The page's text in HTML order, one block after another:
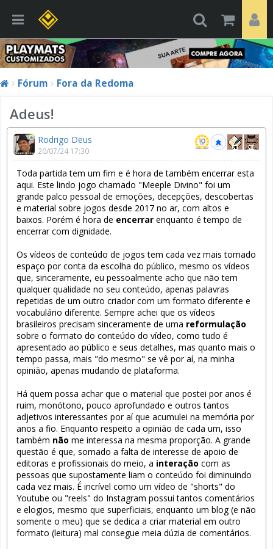
Fórum Fora da Redoma
Adeus!
Rodrigo Deus
20/07/24 17:30
Toda partida tem um fim e é hora de também encerrar esta
aqui. Este lindo jogo chamado "Meeple Divino" foi um
grande palco pessoal de emoções, decepções, descobertas
e material sobre jogos desde 2017 no ar, com altos e
baixos. Porém é hora de encerrar enquanto é tempo de
encerrar com dignidade.
Os vídeos de conteúdo de jogos tem cada vez mais tomado
espaço por conta da escolha do público, mesmo os vídeos
que, sinceramente, eu pessoalmente acho que não tem
qualquer qualidade no seu conteúdo, apenas palavras
repetidas de um outro criador com um formato diferente e
vocabulário diferente. Sempre achei que os vídeos
brasileiros precisam sinceramente de uma reformulação
sobre o formato do conteúdo do vídeo, como tudo é
apresentado ao público e seus detalhes, mas quanto mais o
tempo passa, mais "do mesmo" se vê por aí, na minha
opinião, apenas mudando de plataforma.
Há quem possa achar que o material que postei por anos é
ruim, monótono, pouco aprofundado e outros tantos
adjetivos interessantes por aí que acumulei na memória por
anos a fio. Enquanto respeito a opinião de cada um, isso
também não me interessa na mesma proporção. A grande
questão é que, somado a falta de interesse de apoio de
editoras e profissionais do meio, a interação com as
pessoas que supostamente liam o conteúdo foi diminuindo
cada vez mais. É incrível como um vídeo de "shorts" do
Youtube ou "reels" do Instagram possui tantos comentários
e elogios, mesmo que superficiais, enquanto um blog (e não
somente o meu) que se dedica a criar material em outro
formato (leitura) mal consegue meia dúzia de comentários.